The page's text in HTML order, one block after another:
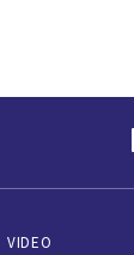
VIDEO